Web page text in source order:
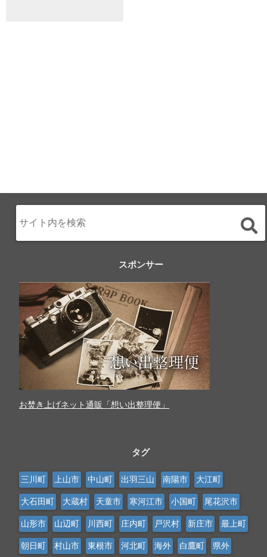
スポンサー
お焚き上げネット通販「想い出整理便」
タグ
三川町 上山市 中山町 出羽三山 南陽市 大江町
大石田町 大蔵村 天童市 寒河江市 小国町 尾花沢市
山形市 山辺町 川西町 庄内町 戸沢村 新庄市 最上町
朝日町 村山市 東根市 河北町 海外 白鷹町 県外